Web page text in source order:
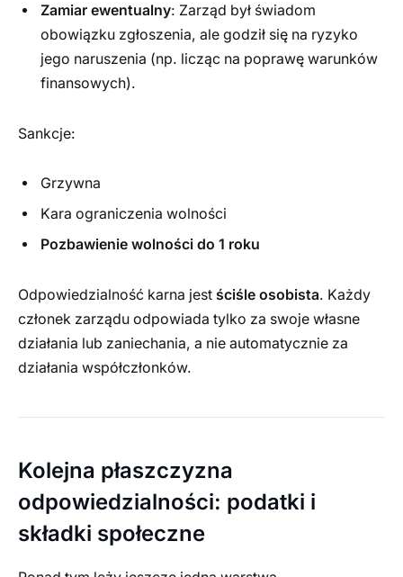
Zamiar ewentualny: Zarząd był świadom
obowiązku zgłoszenia, ale godził się na ryzyko
jego naruszenia (np. licząc na poprawę warunków
finansowych).
Sankcje:
Grzywna
Kara ograniczenia wolności
Pozbawienie wolności do 1 roku
Odpowiedzialność karna jest ściśle osobista. Każdy
członek zarządu odpowiada tylko za swoje własne
działania lub zaniechania, a nie automatycznie za
działania współczłonków.
Kolejna płaszczyzna
odpowiedzialności: podatki i
składki społeczne